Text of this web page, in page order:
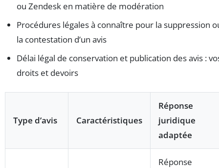
ou Zendesk en matière de modération
Procédures légales à connaître pour la suppression
la contestation d’un avis
Délai légal de conservation et publication des avis :
droits et devoirs
Type d’avis Caractéristiques
Réponse
juridique
adaptée
Réponse